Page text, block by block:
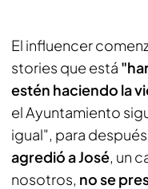
El influencer
stories que está
estén haciendo la
el Ayuntamiento
igual", para
agredió a José, un
nosotros, no se